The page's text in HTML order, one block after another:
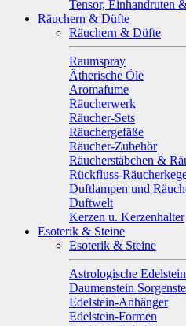
Tensor, Einhandruten
Räuchern & Düfte
Räuchern & Düfte
Raumspray
Ätherische Öle
Aromafume
Räucherwerk
Räucher-Sets
Räuchergefäße
Räucher-Zubehör
Räucherstäbchen &
Rückfluss-
Duftlampen und
Duftwelt
Kerzen u. Kerzenhalter
Esoterik & Steine
Esoterik & Steine
Astrologische
Daumenstein
Edelstein-Anhänger
Edelstein-Formen